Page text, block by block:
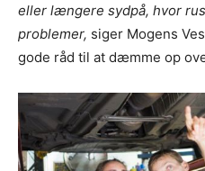
eller længere sydpå, hvor
problemer, siger Mogens
gode råd til at dæmme op